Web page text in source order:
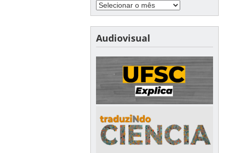
Audiovisual